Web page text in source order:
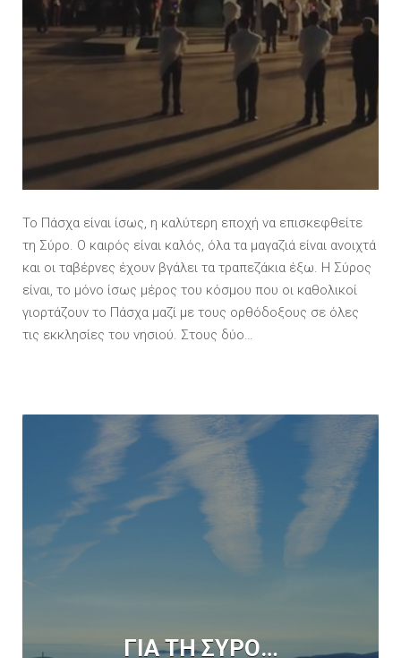
Το Πάσχα είναι ίσως, η καλύτερη εποχή να επισκεφθείτε
τη Σύρο. Ο καιρός είναι καλός, όλα τα μαγαζιά είναι ανοιχτά
και οι ταβέρνες έχουν βγάλει τα τραπεζάκια έξω. Η Σύρος
είναι, το μόνο ίσως μέρος του κόσμου που οι καθολικοί
γιορτάζουν το Πάσχα μαζί με τους ορθόδοξους σε όλες
τις εκκλησίες του νησιού. Στους δύο…
ΓΙΑ ΤΗ ΣΥΡΟ…